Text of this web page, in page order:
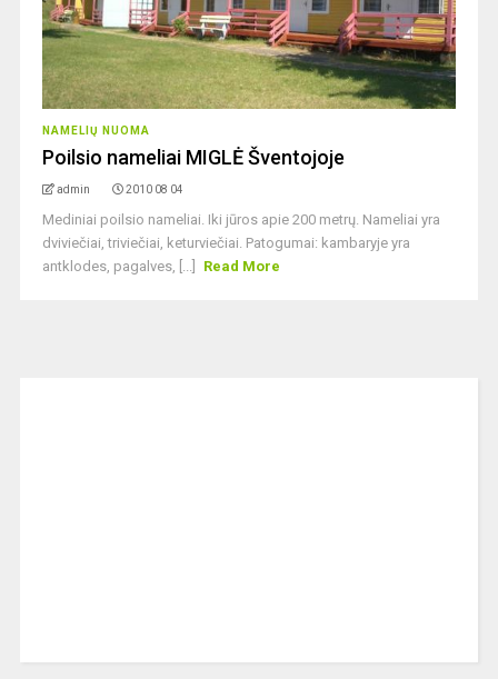
NAMELIŲ NUOMA
Poilsio nameliai MIGLĖ Šventojoje
admin 2010 08 04
Mediniai poilsio nameliai. Iki jūros apie 200 metrų. Nameliai yra
dviviečiai, triviečiai, keturviečiai. Patogumai: kambaryje yra
antklodes, pagalves, [...]
Read More